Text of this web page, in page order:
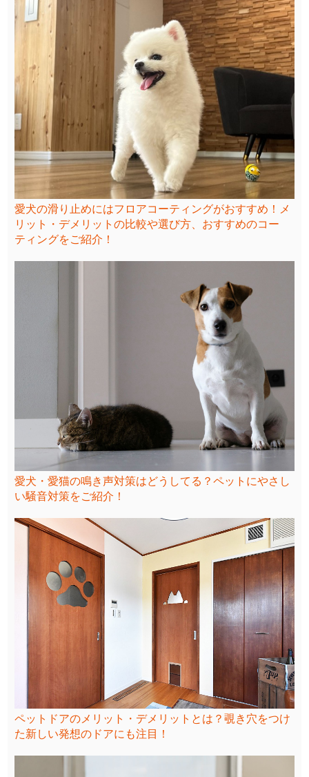
愛犬の滑り止めにはフロアコーティングがおすすめ！メ
リット・デメリットの比較や選び方、おすすめのコー
ティングをご紹介！
愛犬・愛猫の鳴き声対策はどうしてる？ペットにやさし
い騒音対策をご紹介！
ペットドアのメリット・デメリットとは？覗き穴をつけ
た新しい発想のドアにも注目！